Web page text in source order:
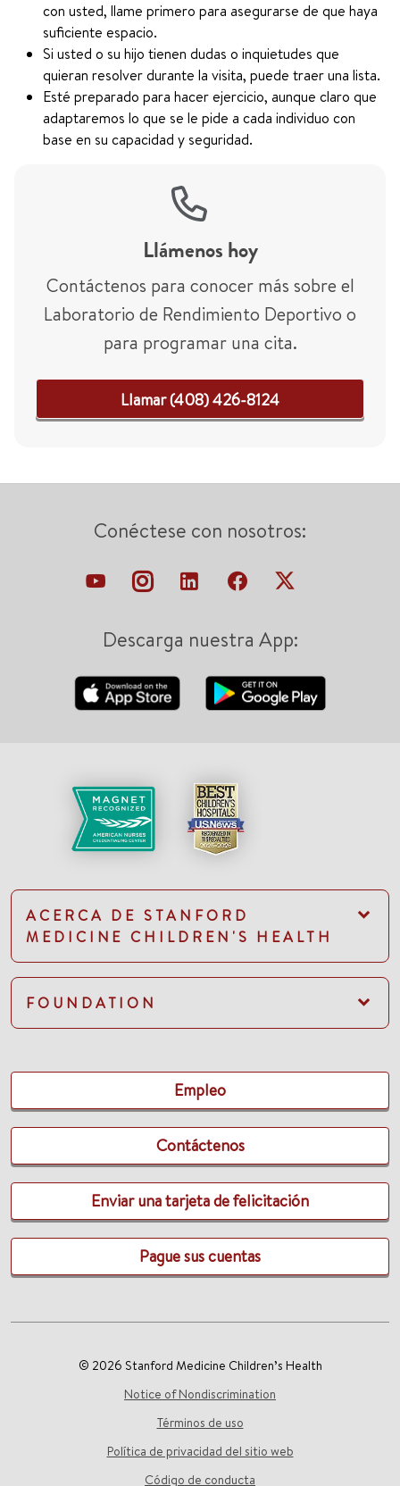
con usted, llame primero para asegurarse de que haya
suficiente espacio.
Si usted o su hijo tienen dudas o inquietudes que
quieran resolver durante la visita, puede traer una lista.
Esté preparado para hacer ejercicio, aunque claro que
adaptaremos lo que se le pide a cada individuo con
base en su capacidad y seguridad.
Llámenos hoy
Contáctenos para conocer más sobre el
Laboratorio de Rendimiento Deportivo o
para programar una cita.
Llamar (408) 426-8124
Conéctese con nosotros:
Descarga nuestra App:
ACERCA DE STANFORD
MEDICINE CHILDREN'S HEALTH
FOUNDATION
Empleo
Contáctenos
Enviar una tarjeta de felicitación
Pague sus cuentas
© 2026 Stanford Medicine Children’s Health
Notice of Nondiscrimination
Términos de uso
Política de privacidad del sitio web
Código de conducta